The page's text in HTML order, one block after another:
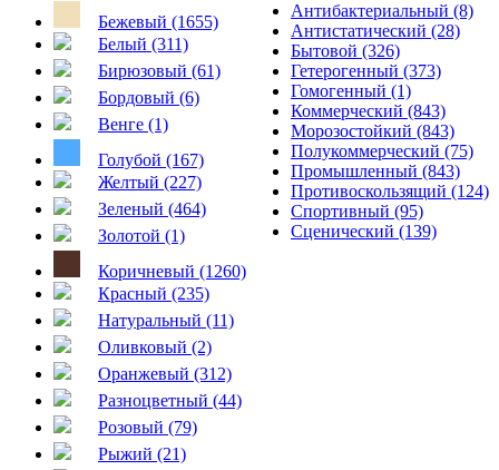
Бежевый (1655)
Белый (311)
Бирюзовый (61)
Бордовый (6)
Венге (1)
Голубой (167)
Желтый (227)
Зеленый (464)
Золотой (1)
Коричневый (1260)
Красный (235)
Натуральный (11)
Оливковый (2)
Оранжевый (312)
Разноцветный (44)
Розовый (79)
Рыжий (21)
Антибактериальный (8)
Антистатический (28)
Бытовой (326)
Гетерогенный (373)
Гомогенный (1)
Коммерческий (843)
Морозостойкий (843)
Полукоммерческий (75)
Промышленный (843)
Противоскользящий (124)
Спортивный (95)
Сценический (139)